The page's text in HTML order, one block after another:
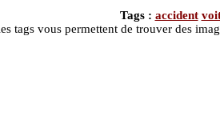
Tags : accident
tags vous permettent de trouver des